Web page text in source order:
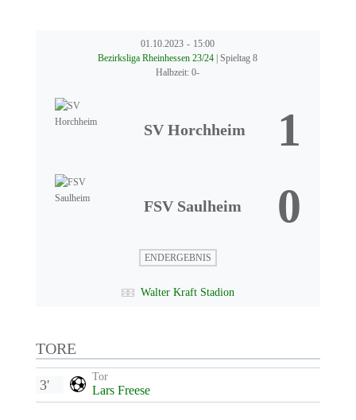
01.10.2023 - 15:00
Bezirksliga Rheinhessen 23/24 | Spieltag 8
Halbzeit: 0-
SV Horchheim 1
FSV Saulheim 0
ENDERGEBNIS
Walter Kraft Stadion
TORE
Tor
Lars Freese
3'